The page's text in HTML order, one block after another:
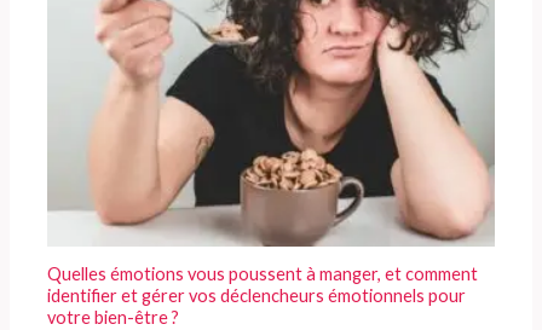
Quelles émotions vous poussent à manger, et comment
identifier et gérer vos déclencheurs émotionnels pour
votre bien-être ?